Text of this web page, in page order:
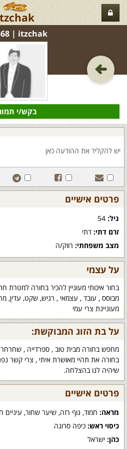
itzchak‏ | 550868
בקש/י
פרטים אישיים
גיל:
זרם דתי: דתי
מצב משפחתי: רווק/ה
על עצמי
בחור איכותי מעוניין להכיר בחורה
מבוסס , עובד , עצמאי , רגיש, שקט, עדין,
מעוניינת צרי עמי
על בת הזוג המבוקשת:
מחפש בחורה מבית טוב , ספרדייה ,
בחורה את תהיי מאושרת איתי , צרי קשר
שיהיה לנו בהצלחה.
פרטים אישיים
מראה: חמוד, גוף רזה, שיער שחור, עיניים
כיסוי ראש: כיפה סרוגה
כהן: ישראל